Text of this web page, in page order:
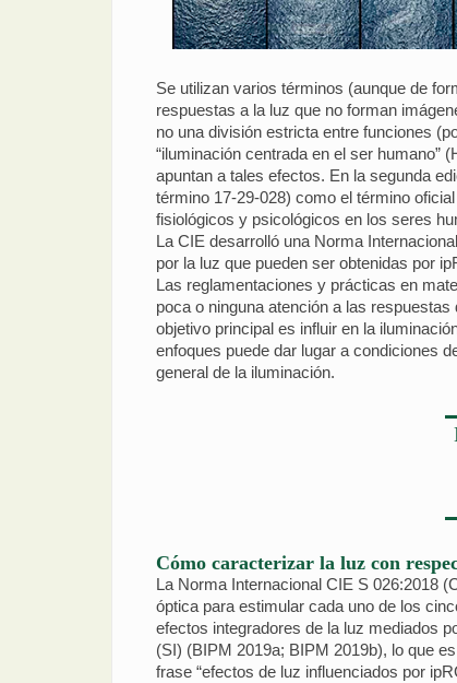
Se utilizan varios términos (aunque de
respuestas a la luz que no forman
no una división estricta entre funciones
“iluminación centrada en el ser humano”
apuntan a tales efectos. En la segunda
término 17-29-028) como el término
fisiológicos y psicológicos en los seres
La CIE desarrolló una Norma
por la luz que pueden ser obtenidas por
Las reglamentaciones y prácticas en
poca o ninguna atención a las
objetivo principal es influir en la
enfoques puede dar lugar a condiciones
general de la iluminación.
Cómo caracterizar la luz con
La Norma Internacional CIE S 026:2018
óptica para estimular cada uno de los
efectos integradores de la luz mediados
(SI) (BIPM 2019a; BIPM 2019b), lo que
frase “efectos de luz influenciados por